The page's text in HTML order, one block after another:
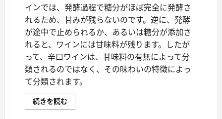
さ
ら
に
読
む
インでは、発酵過程で糖分がほぼ完全に発酵さ
れるため、甘みが残らないのです。逆に、発酵
が途中で止められるか、あるいは糖分が添加さ
れると、ワインには甘味料が残ります。したが
って、辛口ワインは、甘味料の有無によって分
類されるのではなく、その味わいの特徴によっ
て分類されます。
続きを読む
イ